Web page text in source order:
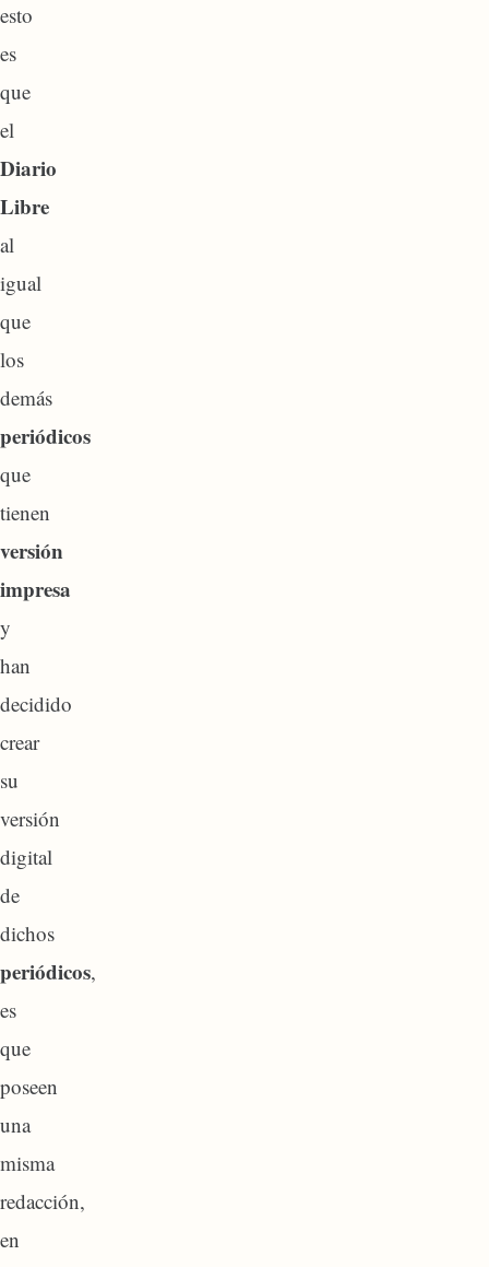
esto
es
que
el
Diario
Libre
al
igual
que
los
demás
periódicos
que
tienen
versión
impresa
y
han
decidido
crear
su
versión
digital
de
dichos
periódicos,
es
que
poseen
una
misma
redacción,
en